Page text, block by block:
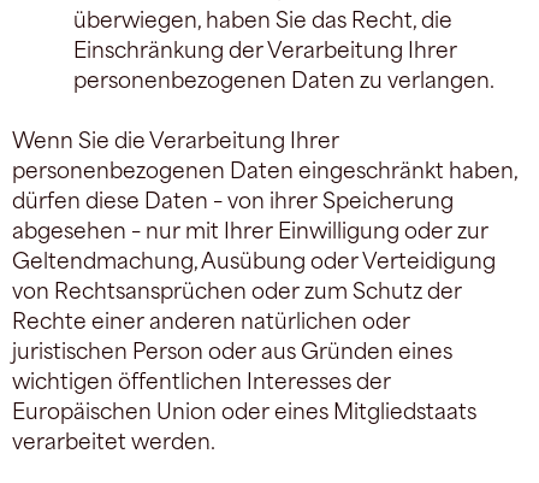
überwiegen, haben Sie das Recht, die
Einschränkung der Verarbeitung Ihrer
personenbezogenen Daten zu verlangen.
Wenn Sie die Verarbeitung Ihrer
personenbezogenen Daten eingeschränkt haben,
dürfen diese Daten – von ihrer Speicherung
abgesehen – nur mit Ihrer Einwilligung oder zur
Geltendmachung, Ausübung oder Verteidigung
von Rechtsansprüchen oder zum Schutz der
Rechte einer anderen natürlichen oder
juristischen Person oder aus Gründen eines
wichtigen öffentlichen Interesses der
Europäischen Union oder eines Mitgliedstaats
verarbeitet werden.